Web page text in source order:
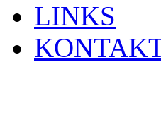
LINKS